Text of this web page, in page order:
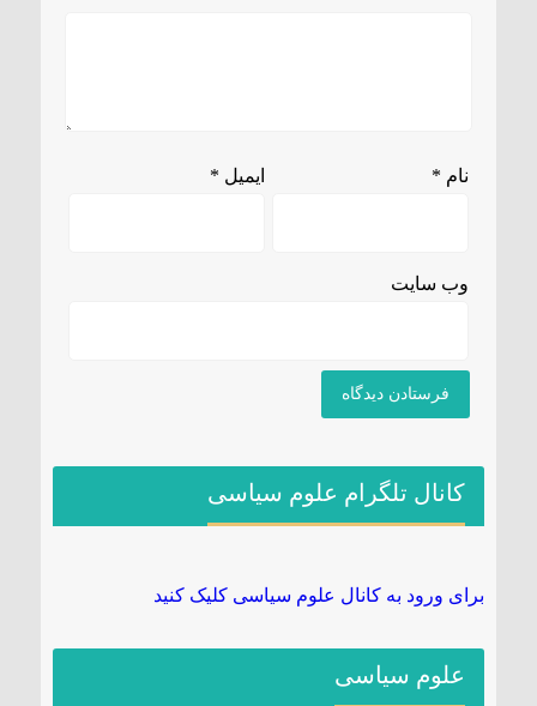
نام * ایمیل *
وب‌ سایت
کانال تلگرام علوم سیاسی
برای ورود به کانال علوم سیاسی کلیک کنید
علوم سیاسی